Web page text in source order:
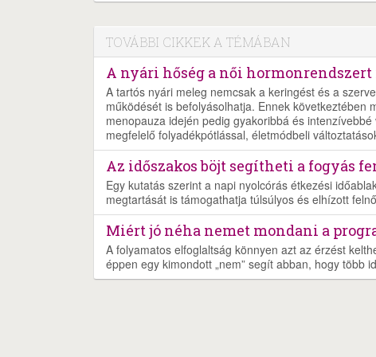
TOVÁBBI CIKKEK A TÉMÁBAN
A nyári hőség a női hormonrendszert
A tartós nyári meleg nemcsak a keringést és a
működését is befolyásolhatja. Ennek következtében
menopauza idején pedig gyakoribbá és
megfelelő folyadékpótlással, életmódbeli
Az időszakos böjt segítheti a fogyás
Egy kutatás szerint a napi nyolcórás étkezési
megtartását is támogathatja túlsúlyos és elhízott
Miért jó néha nemet mondani a
A folyamatos elfoglaltság könnyen azt az érzést
éppen egy kimondott „nem” segít abban, hogy több